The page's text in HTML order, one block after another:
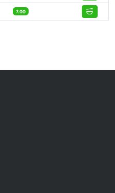
7.00